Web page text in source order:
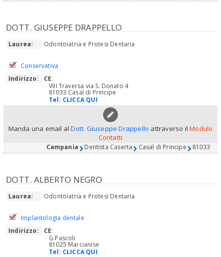
DOTT. GIUSEPPE DRAPPELLO
Laurea: Odontoiatria e Protesi Dentaria
Conservativa
Indirizzo:
CE:
VIII Traversa via S. Donato 4
81033 Casal di Principe
Tel: CLICCA QUI
Manda una email alDott. Giuseppe Drappello attraverso ilModulo
Contatti
Campania Dentista Caserta Casal di Principe 81033
DOTT. ALBERTO NEGRO
Laurea: Odontoiatria e Protesi Dentaria
Implantologia dentale
Indirizzo:
CE:
G.Pascoli
81025 Marcianise
Tel: CLICCA QUI